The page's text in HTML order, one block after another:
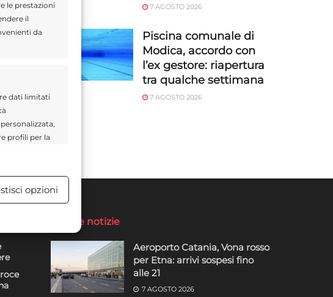
le prestazioni
il
da
dati limitati
profili per la
Sempre attivo
i
opzioni
7 AGOSTO 2026
Piscina comunale di
Modica, accordo con
l’ex gestore: riapertura
tra qualche settimana
7 AGOSTO 2026
Ultime notizie
Aeroporto Catania, Vona rosso
per Etna: arrivi sospesi fino
alle 21
7 AGOSTO 2026